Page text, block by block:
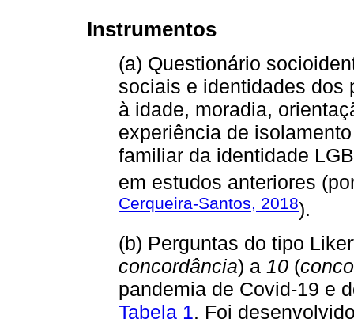
Instrumentos
(a) Questionário
sociais e identidades dos
à idade, moradia,
experiência de
familiar da identidade
em estudos anteriores
Cerqueira-Santos, 2018).
(b) Perguntas do tipo
concordância) a 10 (
pandemia de Covid-19 e
Tabela 1. Foi